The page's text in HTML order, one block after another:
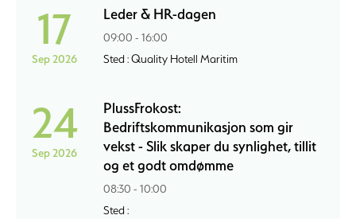
17
Sep 2026
Leder & HR-dagen
09:00 - 16:00
Sted : Quality Hotell Maritim
24
Sep 2026
PlussFrokost:
Bedriftskommunikasjon som gir
vekst - Slik skaper du synlighet, tillit
og et godt omdømme
08:30 - 10:00
Sted :